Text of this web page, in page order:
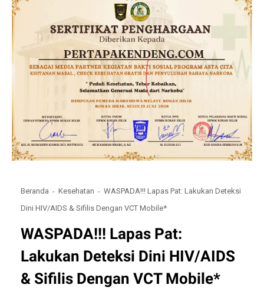
Beranda Kesehatan
WASPADA!!! Lapas Pat: Lakukan Deteksi
Dini HIV/AIDS & Sifilis Dengan VCT Mobile*
WASPADA!!! Lapas Pat:
Lakukan Deteksi Dini HIV/AIDS
& Sifilis Dengan VCT Mobile*